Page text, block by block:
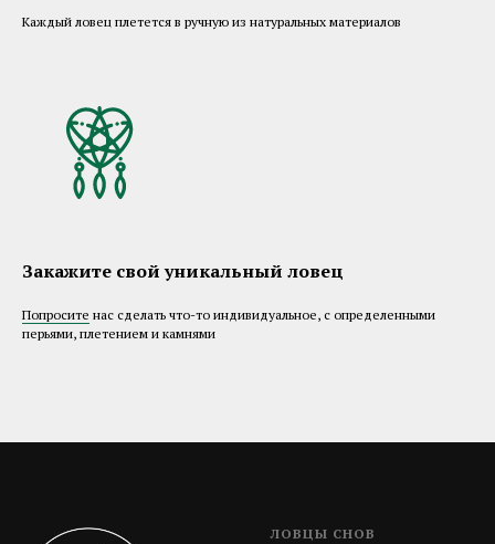
Каждый ловец плетется в ручную из натуральных материалов
Закажите свой уникальный ловец
Попросите нас сделать что-то индивидуальное, с определенными
перьями, плетением и камнями
ЛОВЦЫ СНОВ